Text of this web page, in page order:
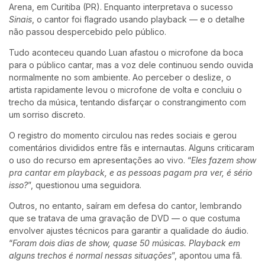
Arena, em Curitiba (PR). Enquanto interpretava o sucesso
Sinais , o cantor foi flagrado usando playback — e o detalhe
não passou despercebido pelo público.
Tudo aconteceu quando Luan afastou o microfone da boca
para o público cantar, mas a voz dele continuou sendo ouvida
normalmente no som ambiente. Ao perceber o deslize, o
artista rapidamente levou o microfone de volta e concluiu o
trecho da música, tentando disfarçar o constrangimento com
um sorriso discreto.
O registro do momento circulou nas redes sociais e gerou
comentários divididos entre fãs e internautas. Alguns criticaram
o uso do recurso em apresentações ao vivo. “Eles fazem show
pra cantar em playback, e as pessoas pagam pra ver, é sério
isso?”, questionou uma seguidora.
Outros, no entanto, saíram em defesa do cantor, lembrando
que se tratava de uma gravação de DVD — o que costuma
envolver ajustes técnicos para garantir a qualidade do áudio.
“Foram dois dias de show, quase 50 músicas. Playback em
alguns trechos é normal nessas situações”, apontou uma fã.